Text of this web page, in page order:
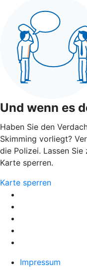
Und wenn es
Haben Sie den
Skimming vorliegt?
die Polizei. Lassen
Karte sperren.
Karte sperren
Impressum